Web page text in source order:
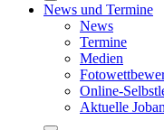
News und Termine
News
Termine
Medien
Online-
Aktuelle